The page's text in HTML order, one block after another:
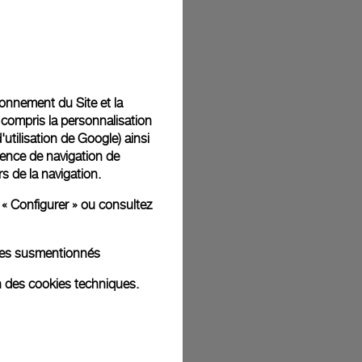
d'illustration. Les coloris et tailles peuvent varier par rapport
du Site et la
la personnalisation
de Google) ainsi
de navigation de
de la navigation.
Configurer » ou consultez
susmentionnés
des cookies techniques.